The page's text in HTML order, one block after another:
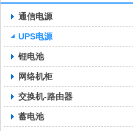
通信电源
UPS电源
锂电池
网络机柜
交换机-路由器
蓄电池